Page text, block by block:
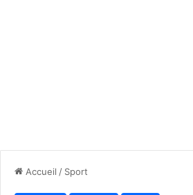
Accueil / Sport